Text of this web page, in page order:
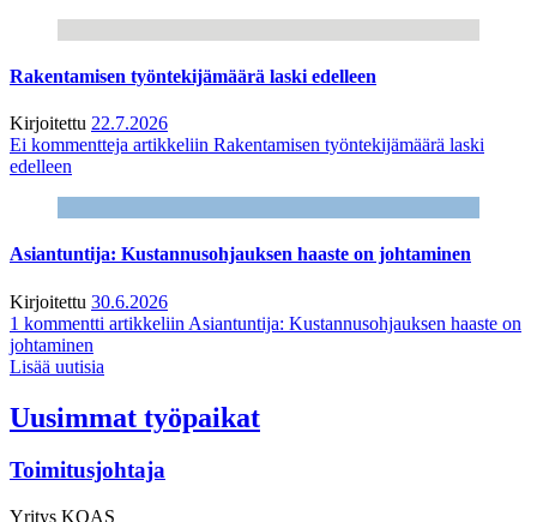
Rakentamisen työntekijämäärä laski edelleen
Kirjoitettu 22.7.2026
Ei kommentteja artikkeliin Rakentamisen työntekijämäärä laski
edelleen
Asiantuntija: Kustannusohjauksen haaste on johtaminen
Kirjoitettu 30.6.2026
1 kommentti artikkeliin Asiantuntija: Kustannusohjauksen haaste on
johtaminen
Lisää uutisia
Uusimmat työpaikat
Toimitusjohtaja
Yritys KOAS